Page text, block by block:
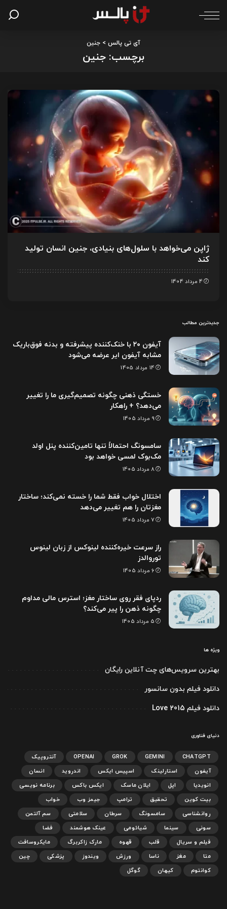
آی تی پالس > جنین
برچسب: جنین
ژاپن می‌خواهد با سلول‌های بنیادی، جنین انسان تولید
کند
4 مرداد 1404
جدیدترین مطالب
آیفون ۲۰ با خنک‌کننده پیشرفته و بدنه فوق‌باریک
مشابه آیفون ایر عرضه می‌شود
14 مرداد 1405
خستگی ذهنی چگونه تصمیم‌گیری ما را تغییر
می‌دهد؟ + راهکار
9 مرداد 1405
سامسونگ احتمالاً تنها تامین‌کننده پنل اولد
مک‌بوک لمسی خواهد بود
8 مرداد 1405
اختلال خواب فقط شما را خسته نمی‌کند؛ ساختار
مغزتان را هم تغییر می‌دهد
7 مرداد 1405
راز سرعت خیره‌کننده لینوکس از زبان لینوس
توروالدز
6 مرداد 1405
ردپای فقر روی ساختار مغز؛ استرس مالی مداوم
چگونه ذهن را پیر می‌کند؟
5 مرداد 1405
ویژه ها
بهترین سرویس‌های چت آنلاین رایگان
دانلود فیلم بدون سانسور
دانلود فیلم Love 2015
دنیای فناوری
CHATGPT
GEMINI
GROK
OPENAI
آنتروپیک
آیفون
استارلینک اسپیس ایکس اندروید
انسان
انویدیا
اپل ایلان ماسک ایکس باکس
برنامه نویسی
بیت کوین
تحقیق ترامپ جیمز وب
خواب
روانشناسی
سامسونگ سرطان سلامتی
سم آلتمن
سونی
سینما شیائومی عینک هوشمند
فضا
فیلم و سریال
قلب قهوه مارک زاکربرگ
مایکروسافت
متا
مغز ناسا ورزش ویندوز پزشکی
چین
کوانتوم
کیهان گوگل